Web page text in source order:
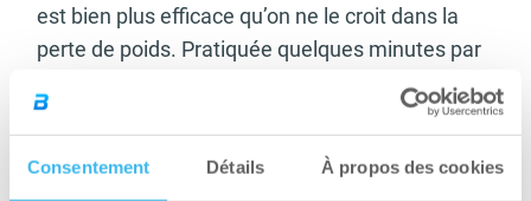
Consentement Détails À propos des cookies
est bien plus efficace qu’on ne le croit dans la
perte de poids. Pratiquée quelques minutes par
jour, dans le cadre d’une série d’exercices
enchaînés, la corde à sauter vient renforcer
votre tonus musculaire. N’hésitez pas à
consulter votre médecin avant de commencer